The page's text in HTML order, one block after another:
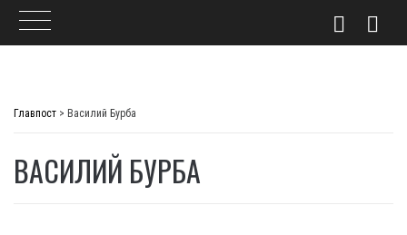
Главпост > Василий Бурба
ВАСИЛИЙ БУРБА